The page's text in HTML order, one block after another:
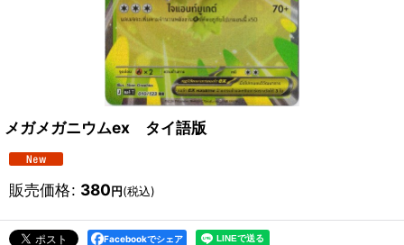
メガメガニウムex タイ語版
販売価格: 380円(税込)
Facebookでシェア